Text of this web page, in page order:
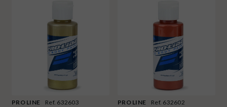
PRO LINE
Ref. 632603
PRO LINE
Ref. 632602